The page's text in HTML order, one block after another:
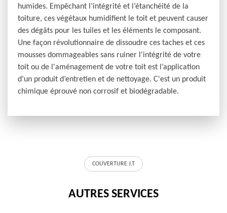
humides. Empêchant l’intégrité et l’étanchéité de la
toiture, ces végétaux humidifient le toit et peuvent causer
des dégâts pour les tuiles et les éléments le composant.
Une façon révolutionnaire de dissoudre ces taches et ces
mousses dommageables sans ruiner l'intégrité de votre
toit ou de l'aménagement de votre toit est l’application
d’un produit d’entretien et de nettoyage. C'est un produit
chimique éprouvé non corrosif et biodégradable.
COUVERTURE J.T
AUTRES SERVICES